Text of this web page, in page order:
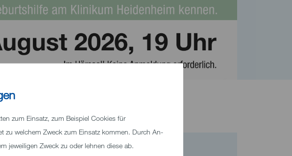
zum Einsatz, zum Beispiel Cookies für
zu welchem Zweck zum Einsatz kommen. Durch An-
jeweiligen Zweck zu oder lehnen diese ab.
Kontakt